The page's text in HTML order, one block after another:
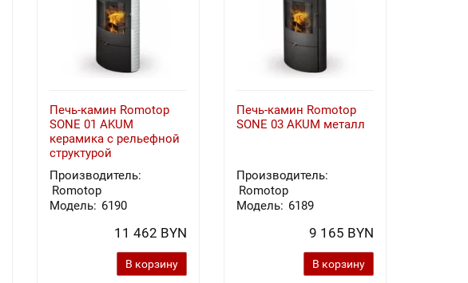
Печь-камин Romotop
SONE 01 AKUM
керамика с рельефной
структурой
Производитель:
Romotop
Модель: 6190
11 462 BYN
В корзину
Печь-камин Romotop
SONE 03 AKUM металл
Производитель:
Romotop
Модель: 6189
9 165 BYN
В корзину